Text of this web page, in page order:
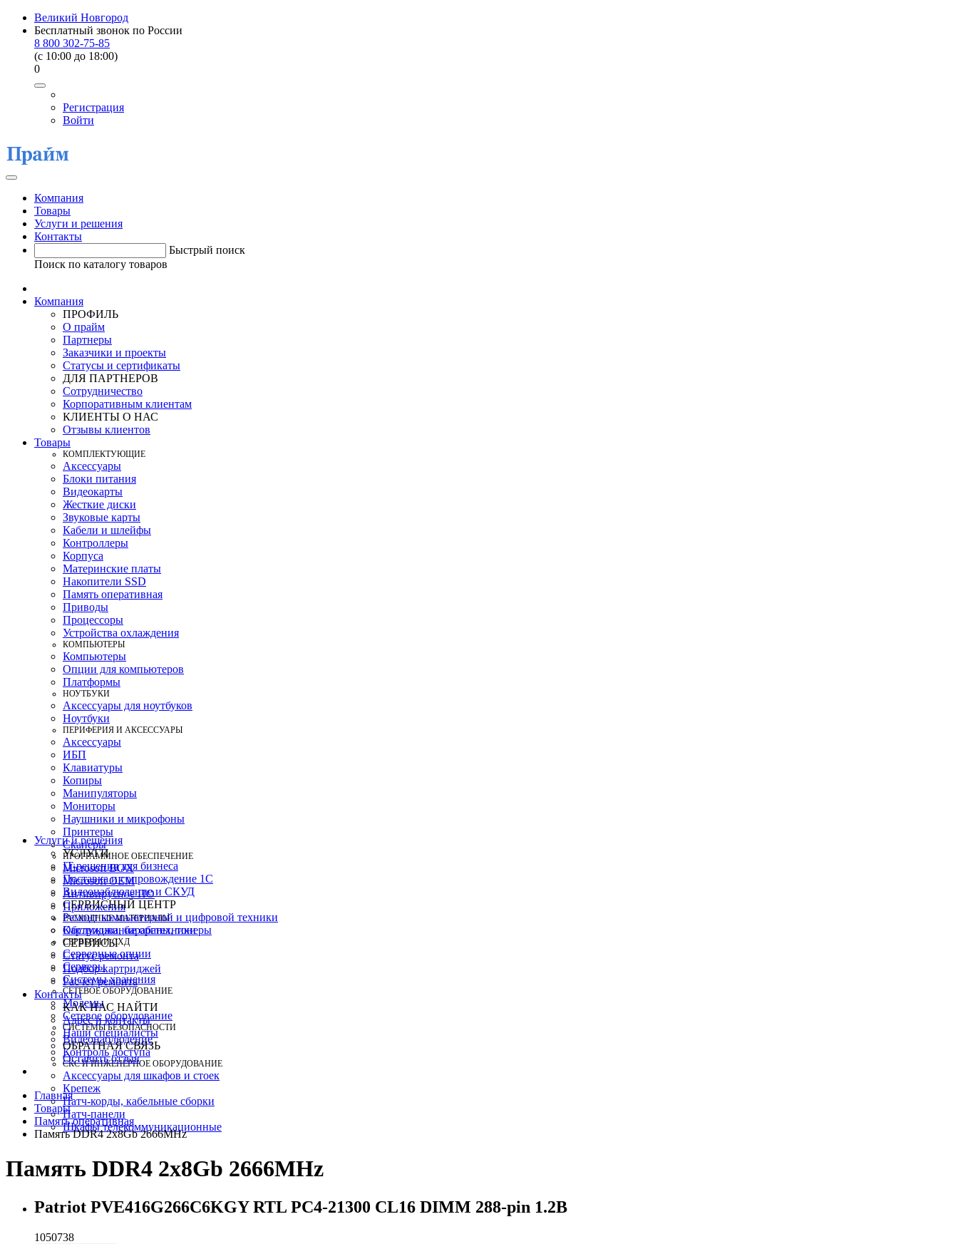
Великий Новгород
Бесплатный звонок по России
8 800 302-75-85
(c 10:00 до 18:00)
0
Регистрация
Войти
Компания
Товары
Услуги и решения
Контакты
Быстрый поиск
Поиск по каталогу товаров
Компания
ПРОФИЛЬ
О прайм
Партнеры
Заказчики и проекты
Статусы и сертификаты
ДЛЯ ПАРТНЕРОВ
Сотрудничество
Корпоративным клиентам
КЛИЕНТЫ О НАС
Отзывы клиентов
Товары
КOМПЛЕКТУЮЩИЕ
Аксессуары
Блоки питания
Видеокарты
Жесткие диски
Звуковые карты
Кабели и шлейфы
Контроллеры
Корпуса
Материнские платы
Накопители SSD
Память оперативная
Приводы
Процессоры
Устройства охлаждения
КОМПЬЮТЕРЫ
Компьютеры
Опции для компьютеров
Платформы
НОУТБУКИ
Аксессуары для ноутбуков
Ноутбуки
ПЕРИФЕРИЯ И АКСЕССУАРЫ
Аксессуары
ИБП
Клавиатуры
Копиры
Манипуляторы
Мониторы
Наушники и микрофоны
Принтеры
Сканеры
ПРОГРАММНОЕ ОБЕСПЕЧЕНИЕ
Microsoft BOX
Microsoft OEM
Антивирусное ПО
Приложения
РАСХОДНЫЕ МАТЕРИАЛЫ
Картриджи, барабаны, тонеры
СЕРВЕРЫ И СХД
Серверные опции
Серверы
Системы хранения
СЕТЕВОЕ ОБОРУДОВАНИЕ
Модемы
Сетевое оборудование
СИСТЕМЫ БЕЗОПАСНОСТИ
Видеонаблюдение
Контроль доступа
СКС И ИНЖЕНЕРНОЕ ОБОРУДОВАНИЕ
Аксессуары для шкафов и стоек
Крепеж
Патч-корды, кабельные сборки
Патч-панели
Шкафы телекоммуникационные
Услуги и решения
УСЛУГИ
IT-решения для бизнеса
Поставка и сопровождение 1C
Видеонаблюдение и СКУД
СЕРВИСНЫЙ ЦЕНТР
Ремонт компьютерной и цифровой техники
Обслуживание оргтехники
СЕРВИСЫ
Статус ремонта
Подбор картриджей
Расчет ремонта
Контакты
КАК НАС НАЙТИ
Адрес и контакты
Наши специалисты
ОБРАТНАЯ СВЯЗЬ
Оставить отзыв
Главная
Товары
Память оперативная
Память DDR4 2x8Gb 2666MHz
Память DDR4 2x8Gb 2666MHz
Patriot PVE416G266C6KGY RTL PC4-21300 CL16 DIMM 288-pin 1.2В
1050738